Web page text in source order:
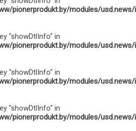
pionerprodukt.by/modules/usd.news/
"showDtlInfo" in
pionerprodukt.by/modules/usd.news/
"showDtlInfo" in
pionerprodukt.by/modules/usd.news/
"showDtlInfo" in
pionerprodukt.by/modules/usd.news/